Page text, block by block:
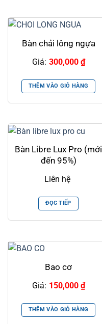
Bàn chải lông ngựa
Giá: 300,000 ₫
THÊM VÀO GIỎ HÀNG
Bàn Libre Lux Pro (mới
đến 95%)
Liên hệ
ĐỌC TIẾP
Bao cơ
Giá: 150,000 ₫
THÊM VÀO GIỎ HÀNG